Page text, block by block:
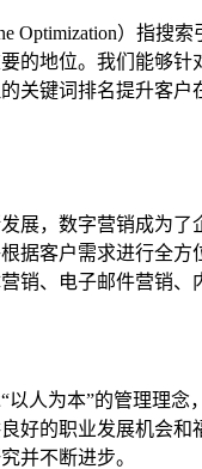
Optimization）指搜
的地位。我们能够针
关键词排名提升客户
展，数字营销成为了
据客户需求进行全方
销、电子邮件营销、
以人为本”的管理理念
好的职业发展机会和
并不断进步。